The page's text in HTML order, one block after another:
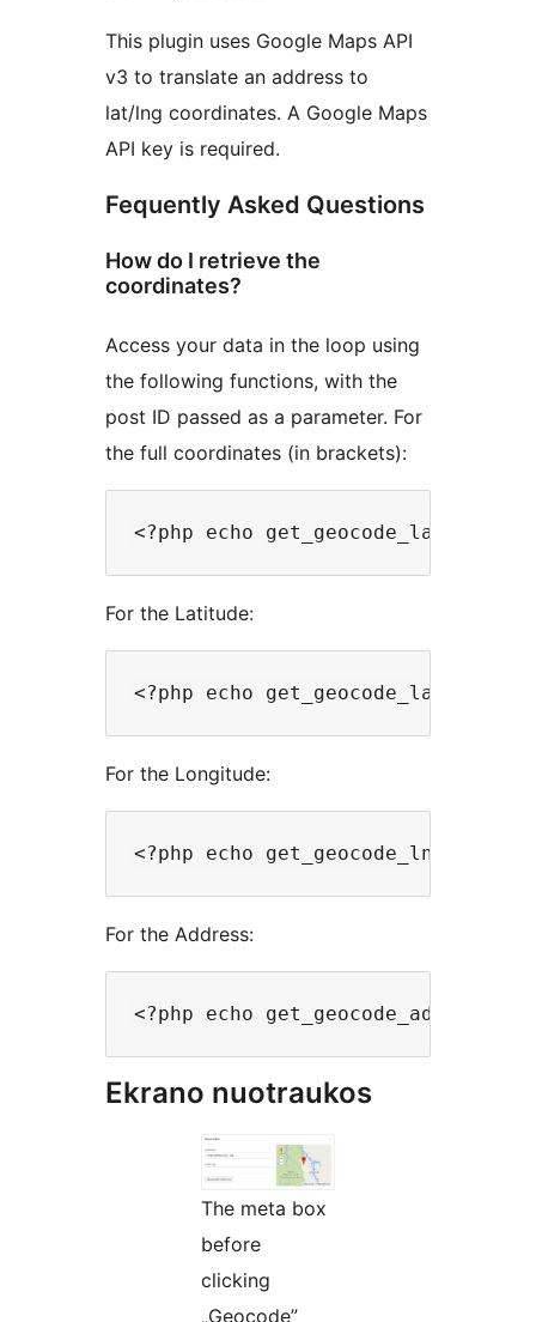
This plugin uses Google Maps API
v3 to translate an address to
lat/lng coordinates. A Google Maps
API key is required.
Fequently Asked Questions
How do I retrieve the
coordinates?
Access your data in the loop using
the following functions, with the
post ID passed as a parameter. For
the full coordinates (in brackets):
For the Latitude:
For the Longitude:
For the Address:
Ekrano nuotraukos
The meta box
before
clicking
„Geocode”